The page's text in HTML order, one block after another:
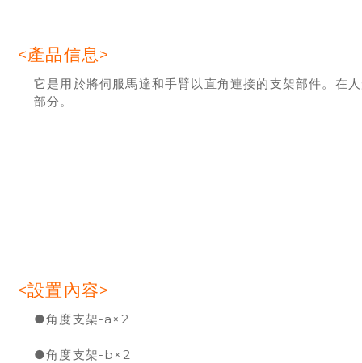
<產品信息>
它是用於將伺服馬達和手臂以直角連接的支架部件。在
部分。
<設置內容>
●角度支架-a×2
●角度支架-b×2